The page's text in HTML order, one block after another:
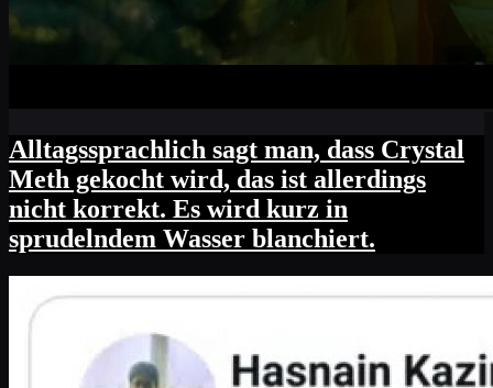
Alltagssprachlich sagt man, dass Crystal
Meth gekocht wird, das ist allerdings
nicht korrekt. Es wird kurz in
sprudelndem Wasser blanchiert.